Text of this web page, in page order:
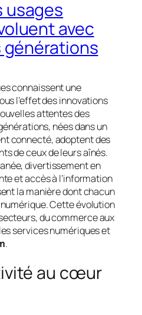
usages
avec
générations
connaissent une
l’effet des innovations
attentes des
nées dans un
connecté, adoptent des
de ceux de leurs aînés.
divertissement en
et accès à l’information
la manière dont chacun
Cette évolution
du commerce aux
services numériques et
.
au cœur